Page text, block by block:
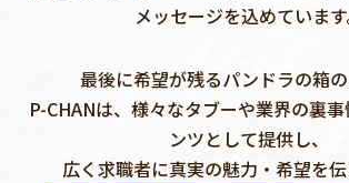
メッセージを込めています
最後に希望が残るパンドラの箱の
P-CHANは、様々なタブーや業界の裏
ンツとして提供し、
広く求職者に真実の魅力・希望を